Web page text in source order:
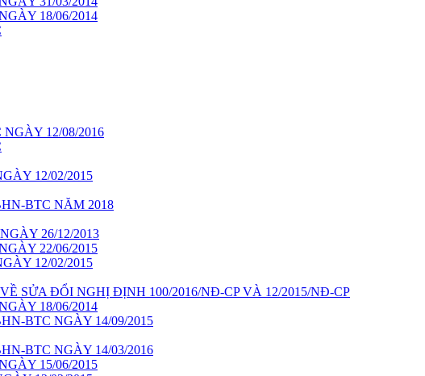
18/06/2014
12/08/2016
12/02/2015
BTC NĂM 2018
26/12/2013
22/06/2015
12/02/2015
SỬA ĐỔI NGHỊ ĐỊNH 100/2016/NĐ-CP VÀ 12/2015/NĐ-CP
18/06/2014
BTC NGÀY 14/09/2015
BTC NGÀY 14/03/2016
15/06/2015